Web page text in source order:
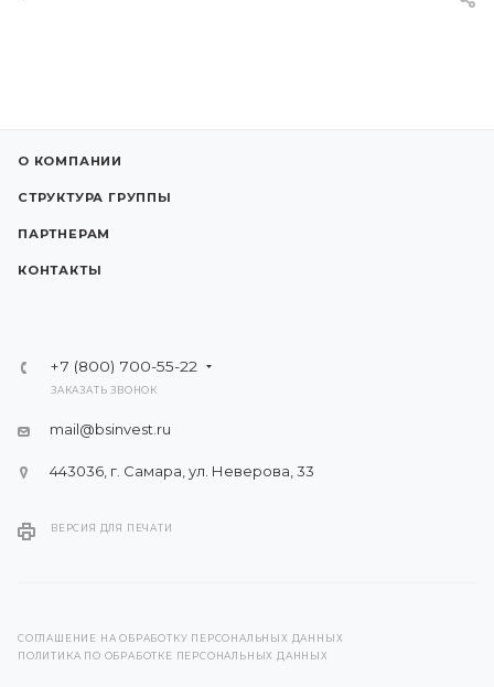
О КОМПАНИИ
СТРУКТУРА ГРУППЫ
ПАРТНЕРАМ
КОНТАКТЫ
+7 (800) 700-55-22
ЗАКАЗАТЬ ЗВОНОК
mail@bsinvest.ru
443036, г. Самара, ул. Неверова, 33
ВЕРСИЯ ДЛЯ ПЕЧАТИ
СОГЛАШЕНИЕ НА ОБРАБОТКУ ПЕРСОНАЛЬНЫХ ДАННЫХ
ПОЛИТИКА ПО ОБРАБОТКЕ ПЕРСОНАЛЬНЫХ ДАННЫХ